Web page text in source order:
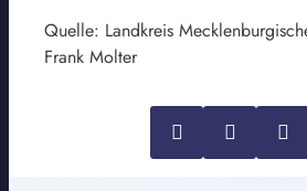
Quelle: Landkreis
Frank Molter